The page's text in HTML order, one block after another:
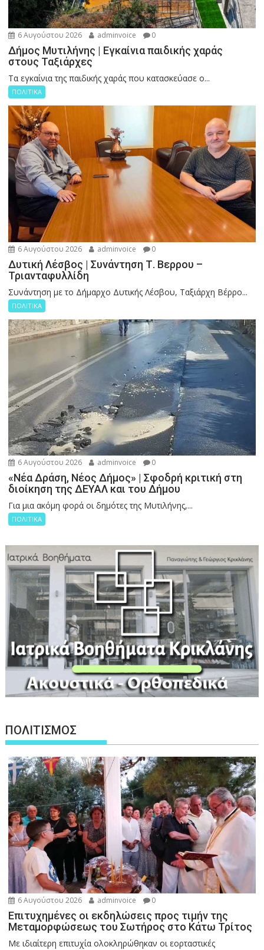
6 Αυγούστου 2026 adminvoice 0
Δήμος Μυτιλήνης | Εγκαίνια παιδικής χαράς
στους Ταξιάρχες
Tα εγκαίνια της παιδικής χαράς που κατασκεύασε ο...
ΠΟΛΙΤΙΚΑ
6 Αυγούστου 2026 adminvoice 0
Δυτική Λέσβος | Συνάντηση Τ. Βερρου –
Τριανταφυλλίδη
Συνάντηση με το Δήμαρχο Δυτικής Λέσβου, Ταξιάρχη Βέρρο...
ΠΟΛΙΤΙΚΑ
6 Αυγούστου 2026 adminvoice 0
«Νέα Δράση, Νέος Δήμος» | Σφοδρή κριτική στη
διοίκηση της ΔΕΥΑΛ και του Δήμου
Για μια ακόμη φορά οι δημότες της Μυτιλήνης,...
ΠΟΛΙΤΙΚΑ
ΠΟΛΙΤΙΣΜΟΣ
6 Αυγούστου 2026 adminvoice 0
Επιτυχημένες οι εκδηλώσεις προς τιμήν της
Μεταμορφώσεως του Σωτήρος στο Κάτω Τρίτος
Με ιδιαίτερη επιτυχία ολοκληρώθηκαν οι εορταστικές